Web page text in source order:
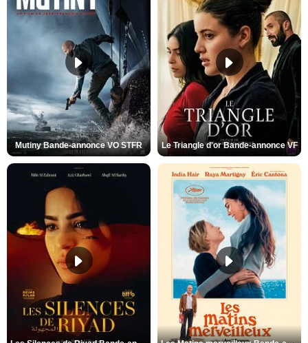
Mutiny Bande-annonce VO STFR Le Triangle d'or Bande-annonce VF